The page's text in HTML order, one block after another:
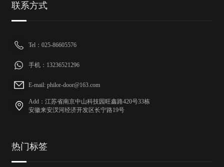
联系方式
Tel：025-86605576
手机：13236521296
E-mail: philor-door@163.com
Add：江苏省南京中山科技园旺鑫路420号33栋
安徽来安汊河经济开发区长宁路19号
热门标签